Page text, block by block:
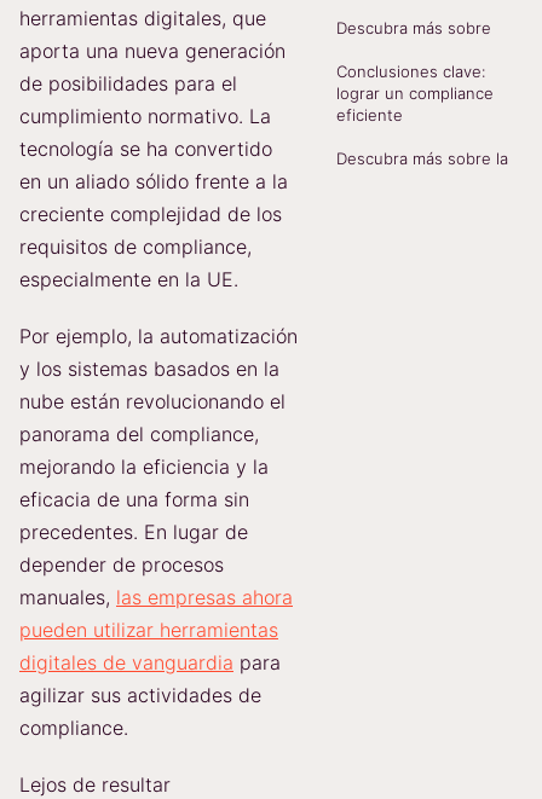
herramientas digitales, que
aporta una nueva generación
de posibilidades para el
cumplimiento normativo. La
tecnología se ha convertido
en un aliado sólido frente a la
creciente complejidad de los
requisitos de compliance,
especialmente en la UE.
Por ejemplo, la automatización
y los sistemas basados en la
nube están revolucionando el
panorama del compliance,
mejorando la eficiencia y la
eficacia de una forma sin
precedentes. En lugar de
depender de procesos
manuales, las empresas ahora
pueden utilizar herramientas
digitales de vanguardia para
agilizar sus actividades de
compliance.
Lejos de resultar
Descubra más sobre
Conclusiones clave:
lograr un compliance
eficiente
Descubra más sobre la